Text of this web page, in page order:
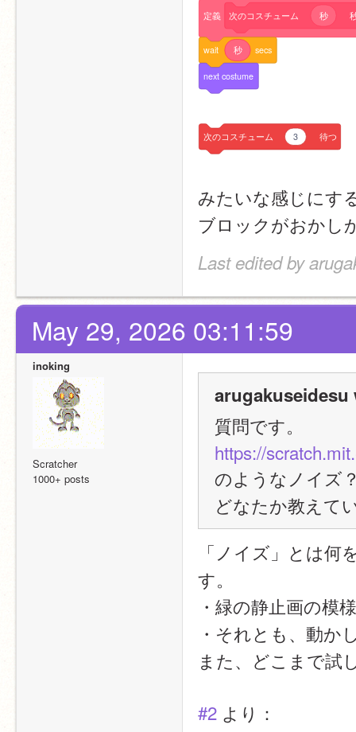
定義 次のコスチューム 秒
wait 秒 secs
next costume
次のコスチューム 3 待つ
みたいな感じにす
ブロックがおかし
Last edited by
May 29, 2026 03:11:59
inoking
Scratcher
1000+ posts
arugakuseidesu
質問です。
https://
のようなノイズ
どなたか教えて
「ノイズ」とは
す。
・緑の静止画の模
・それとも、動か
また、どこまで試
#2 より：